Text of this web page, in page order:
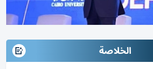
الخلاصة